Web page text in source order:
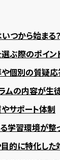
つから始まる？
ぶ際のポイン
個別の質疑
ムの内容が生
サポート体制
学習環境が整
的に特化した